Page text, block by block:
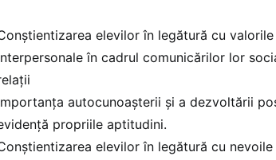
elevilor în legătură cu
în cadrul comunicărilor lor
autocunoașterii și a dezvoltării
propriile aptitudini.
elevilor în legătură cu